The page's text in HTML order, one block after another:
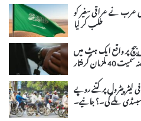
عرب نے عراقی سفیر کو
طلب کر لیا
بیچ پر واقع ایک ہٹ میں
گرفتار
پیٹرول پر کتنے روپے
سبسڈی ملے گی۔؟ جانیے۔